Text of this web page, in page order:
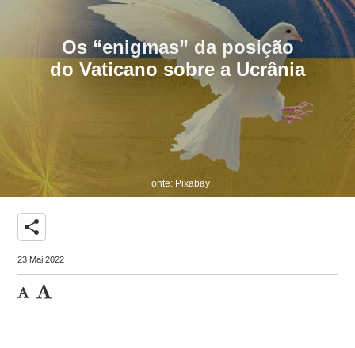
Os “enigmas” da posição
do Vaticano sobre a Ucrânia
Fonte: Pixabay
share
23 Mai 2022